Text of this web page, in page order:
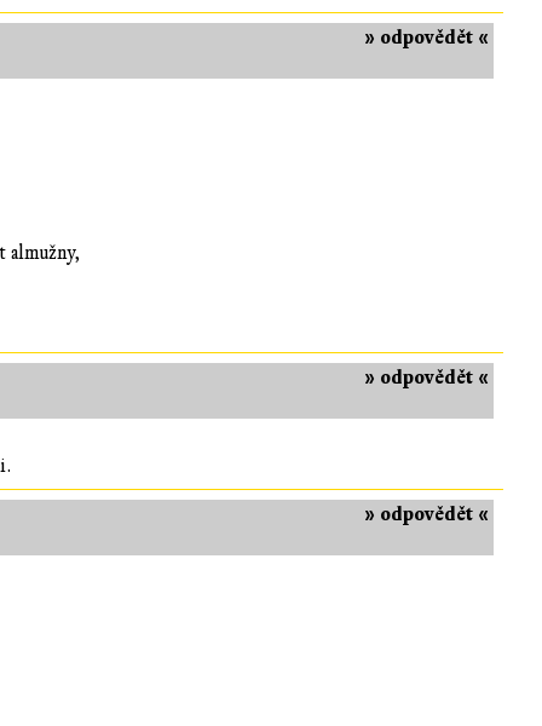
» odpovědět «
almužny,
» odpovědět «
» odpovědět «